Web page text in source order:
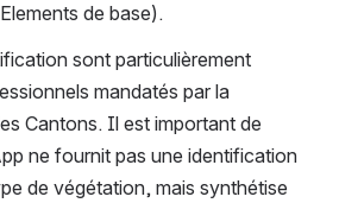
de base).
sont particulièrement
mandatés par la
Cantons. Il est important de
ne fournit pas une identification
de végétation, mais synthétise